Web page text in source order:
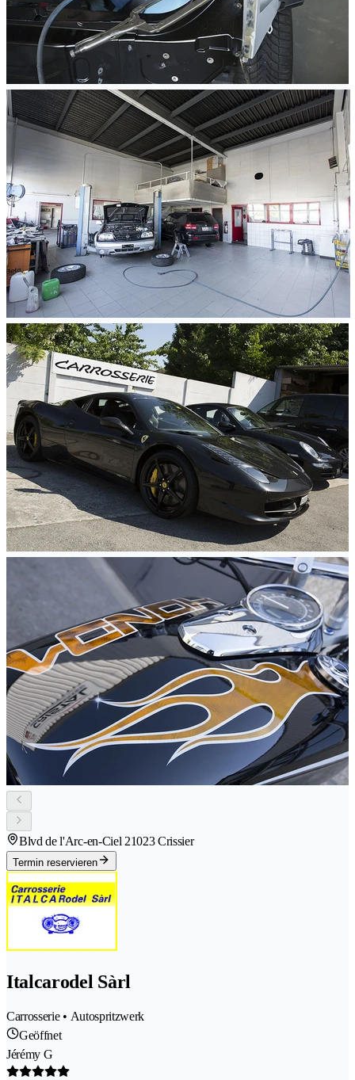
Blvd de l'Arc-en-Ciel 21023 Crissier
Termin reservieren
Italcarodel Sàrl
Carrosserie • Autospritzwerk
Geöffnet
Jérémy G